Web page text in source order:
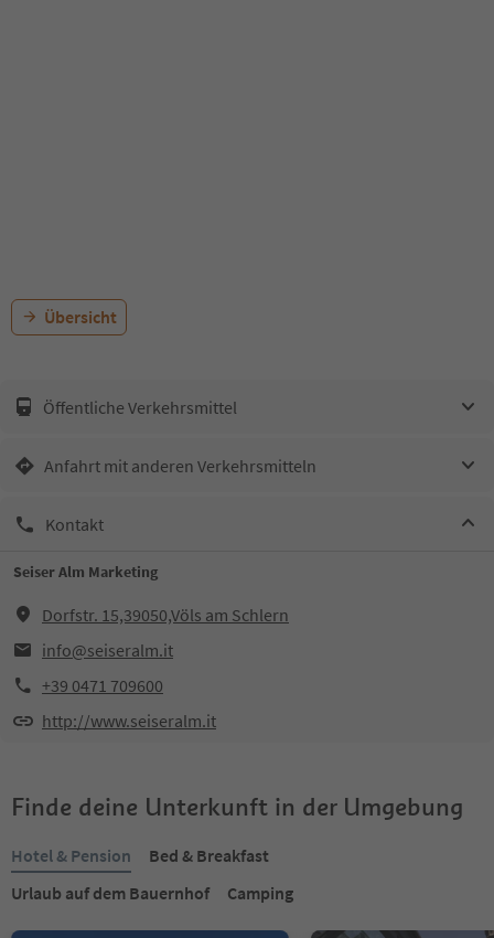
Übersicht
Öffentliche Verkehrsmittel
Anfahrt mit anderen Verkehrsmitteln
Kontakt
Seiser Alm Marketing
Dorfstr. 15,39050,Völs am Schlern
info@seiseralm.it
+39 0471 709600
http://www.seiseralm.it
Finde deine Unterkunft in der Umgebung
Hotel & Pension
Bed & Breakfast
Urlaub auf dem Bauernhof
Camping